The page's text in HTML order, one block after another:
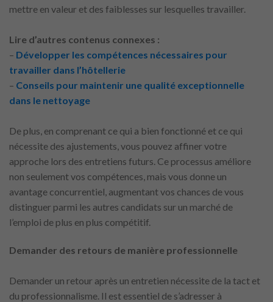
mettre en valeur et des faiblesses sur lesquelles travailler.
Lire d’autres contenus connexes :
– Développer les compétences nécessaires pour
travailler dans l’hôtellerie
– Conseils pour maintenir une qualité exceptionnelle
dans le nettoyage
De plus, en comprenant ce qui a bien fonctionné et ce qui
nécessite des ajustements, vous pouvez affiner votre
approche lors des entretiens futurs. Ce processus améliore
non seulement vos compétences, mais vous donne un
avantage concurrentiel, augmentant vos chances de vous
distinguer parmi les autres candidats sur un marché de
l’emploi de plus en plus compétitif.
Demander des retours de manière professionnelle
Demander un retour après un entretien nécessite de la tact et
du professionnalisme. Il est essentiel de s’adresser à